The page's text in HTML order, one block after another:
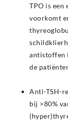
TPO is een
voorkomt
antistoffen
de
Anti-TSH-
bij >80%